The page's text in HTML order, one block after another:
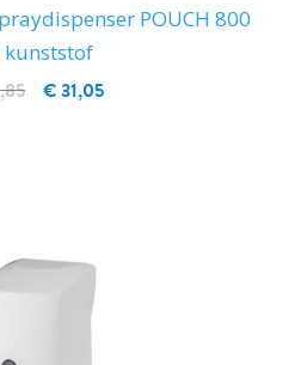
POUCH 800
kunststof
€ 31,05